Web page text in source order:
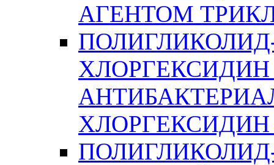
АГЕНТОМ
ХЛОРГЕКСИДИН